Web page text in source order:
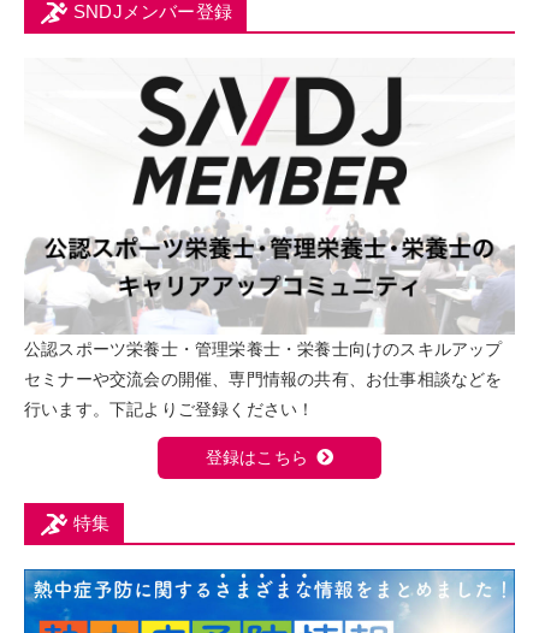
SNDJメンバー登録
公認スポーツ栄養士・管理栄養士・栄養士向けのスキルアップ
セミナーや交流会の開催、専門情報の共有、お仕事相談などを
行います。下記よりご登録ください！
登録はこちら
特集